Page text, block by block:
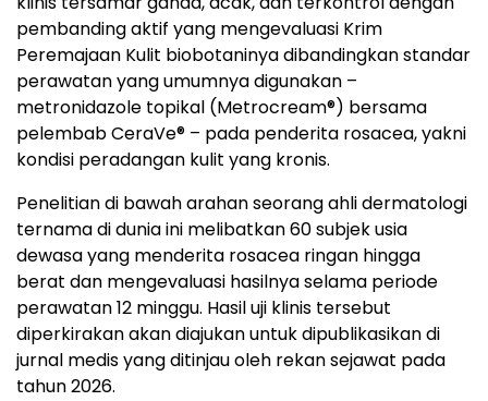
pembanding aktif yang mengevaluasi Krim
Peremajaan Kulit biobotaninya dibandingkan standar
perawatan yang umumnya digunakan –
metronidazole topikal (Metrocream®) bersama
pelembab CeraVe® – pada penderita rosacea, yakni
kondisi peradangan kulit yang kronis.
Penelitian di bawah arahan seorang ahli dermatologi
ternama di dunia ini melibatkan 60 subjek usia
dewasa yang menderita rosacea ringan hingga
berat dan mengevaluasi hasilnya selama periode
perawatan 12 minggu. Hasil uji klinis tersebut
diperkirakan akan diajukan untuk dipublikasikan di
jurnal medis yang ditinjau oleh rekan sejawat pada
tahun 2026.